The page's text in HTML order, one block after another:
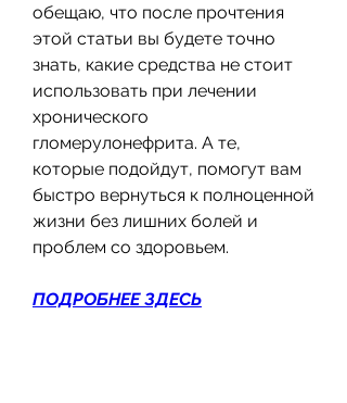
обещаю, что после прочтения
этой статьи вы будете точно
знать, какие средства не стоит
использовать при лечении
хронического
гломерулонефрита. А те,
которые подойдут, помогут вам
быстро вернуться к полноценной
жизни без лишних болей и
проблем со здоровьем.
ПОДРОБНЕЕ ЗДЕСЬ